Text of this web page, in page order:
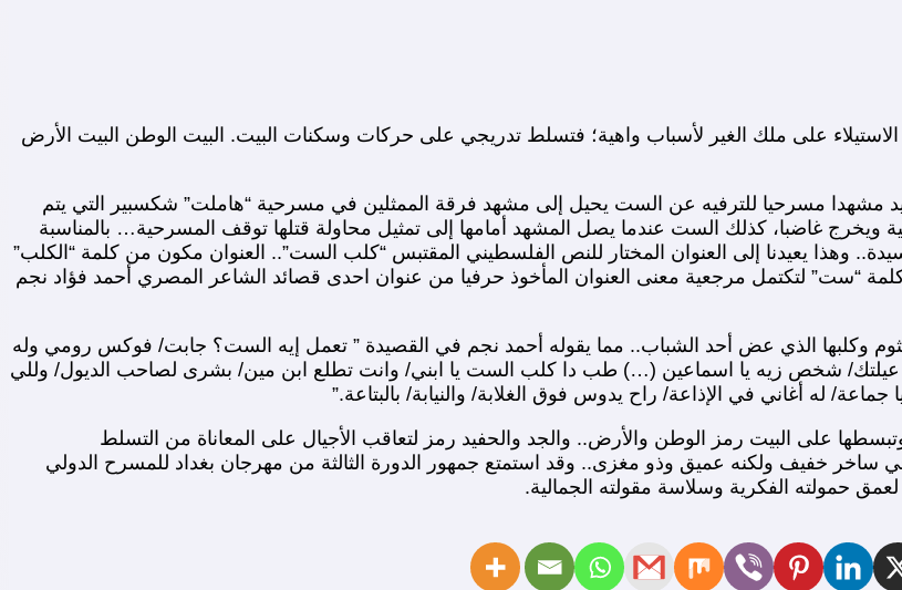
على ملك الغير لأسباب واهية؛ فتسلط تدريجي على حركات وسكنات البيت. البيت الوطن البيت الأرض
مشهدا مسرحيا للترفيه عن الست يحيل إلى مشهد فرقة الممثلين في مسرحية “هاملت” شكسبير التي يتم
غاضبا، كذلك الست عندما يصل المشهد أمامها إلى تمثيل محاولة قتلها توقف المسرحية… بالمناسبة
يعيدنا إلى العنوان المختار للنص الفلسطيني المقتبس “كلب الست”.. العنوان مكون من كلمة “الكلب”
“ست” لتكتمل مرجعية معنى العنوان المأخوذ حرفيا من عنوان احدى قصائد الشاعر المصري أحمد فؤاد نجم
كلثوم وكلبها الذي عض أحد الشباب.. مما يقوله أحمد نجم في القصيدة ” تعمل إيه الست؟ جابت/ فوكس رومي وله
شخص زيه يا اسماعين (…) طب دا كلب الست يا ابني/ وانت تطلع ابن مين/ بشرى لصاحب الديول/ وللي
له أغاني في الإذاعة/ راح يدوس فوق الغلابة/ والنيابة/ بالبتاعة.”
على البيت رمز الوطن والأرض.. والجد والحفيد رمز لتعاقب الأجيال على المعاناة من التسلط
خفيف ولكنه عميق وذو مغزى.. وقد استمتع جمهور الدورة الثالثة من مهرجان بغداد للمسرح الدولي
حمولته الفكرية وسلاسة مقولته الجمالية.